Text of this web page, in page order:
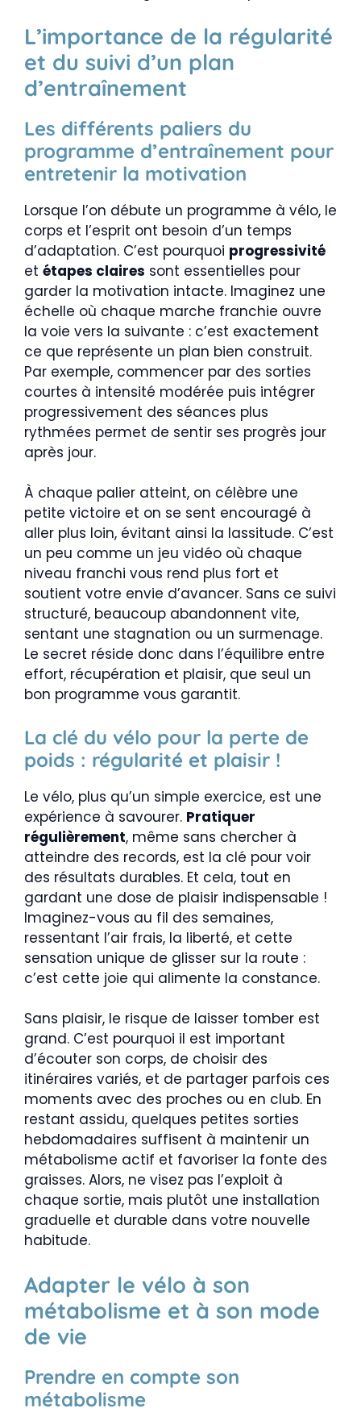
L’importance de la régularité
et du suivi d’un plan
d’entraînement
Les différents paliers du
programme d’entraînement pour
entretenir la motivation
Lorsque l’on débute un programme à vélo, le
corps et l’esprit ont besoin d’un temps
d’adaptation. C’est pourquoi progressivité
et étapes claires sont essentielles pour
garder la motivation intacte. Imaginez une
échelle où chaque marche franchie ouvre
la voie vers la suivante : c’est exactement
ce que représente un plan bien construit.
Par exemple, commencer par des sorties
courtes à intensité modérée puis intégrer
progressivement des séances plus
rythmées permet de sentir ses progrès jour
après jour.
À chaque palier atteint, on célèbre une
petite victoire et on se sent encouragé à
aller plus loin, évitant ainsi la lassitude. C’est
un peu comme un jeu vidéo où chaque
niveau franchi vous rend plus fort et
soutient votre envie d’avancer. Sans ce suivi
structuré, beaucoup abandonnent vite,
sentant une stagnation ou un surmenage.
Le secret réside donc dans l’équilibre entre
effort, récupération et plaisir, que seul un
bon programme vous garantit.
La clé du vélo pour la perte de
poids : régularité et plaisir !
Le vélo, plus qu’un simple exercice, est une
expérience à savourer. Pratiquer
régulièrement, même sans chercher à
atteindre des records, est la clé pour voir
des résultats durables. Et cela, tout en
gardant une dose de plaisir indispensable !
Imaginez-vous au fil des semaines,
ressentant l’air frais, la liberté, et cette
sensation unique de glisser sur la route :
c’est cette joie qui alimente la constance.
Sans plaisir, le risque de laisser tomber est
grand. C’est pourquoi il est important
d’écouter son corps, de choisir des
itinéraires variés, et de partager parfois ces
moments avec des proches ou en club. En
restant assidu, quelques petites sorties
hebdomadaires suffisent à maintenir un
métabolisme actif et favoriser la fonte des
graisses. Alors, ne visez pas l’exploit à
chaque sortie, mais plutôt une installation
graduelle et durable dans votre nouvelle
habitude.
Adapter le vélo à son
métabolisme et à son mode
de vie
Prendre en compte son
métabolisme